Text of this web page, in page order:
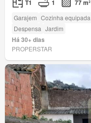
T1 1 77 m²
Garajem Cozinha equipada
Despensa Jardim
Há 30+ dias
PROPERSTAR